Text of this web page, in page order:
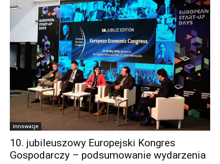
innowacje
10. jubileuszowy Europejski Kongres
Gospodarczy – podsumowanie wydarzenia